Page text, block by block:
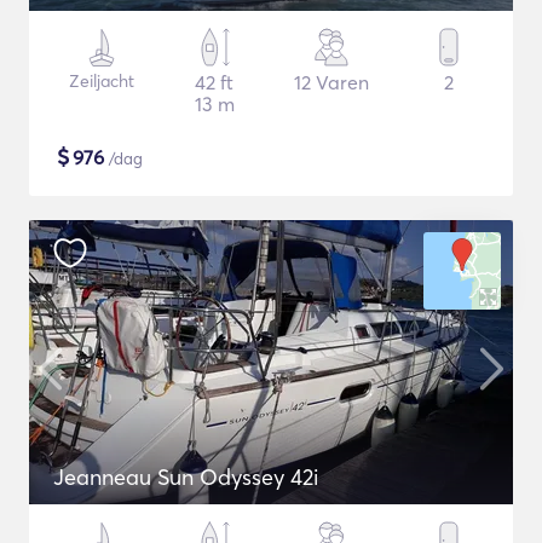
Zeiljacht
42 ft
13 m
12 Varen 2
$976 /dag
Jeanneau Sun Odyssey 42i